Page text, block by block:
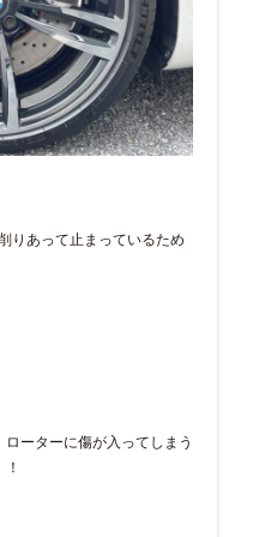
りあって止まっているため
ーターに傷が入ってしまう